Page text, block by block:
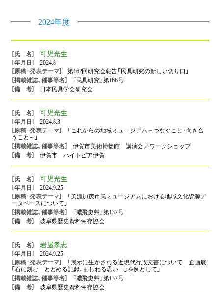
2024年度
可児光生
2024.8
第162回研究会報告「民具研究の新しい切り口」
『民具研究』第166号
日本民具学会研究会
可児光生
2024.8.3
「これからの地域ミュージアム～つなぐこと・向き合
うこと～」
伊賀市美術博物館 講演会／ワークショップ
伊賀市 ハイトピア伊賀
可児光生
2024.9.25
「美濃加茂市民ミュージアムにおける地域文化資源デ
ータベースについて」
『濃飛史艸』第137号
岐阜県歴史資料保存協会
岩屋孝志
2024.9.25
「展示に生かされる近現代行政文書について 企画展
「石に刻む―とどめる記録、まじわる思い―」を例として」
『濃飛史艸』第137号
岐阜県歴史資料保存協会